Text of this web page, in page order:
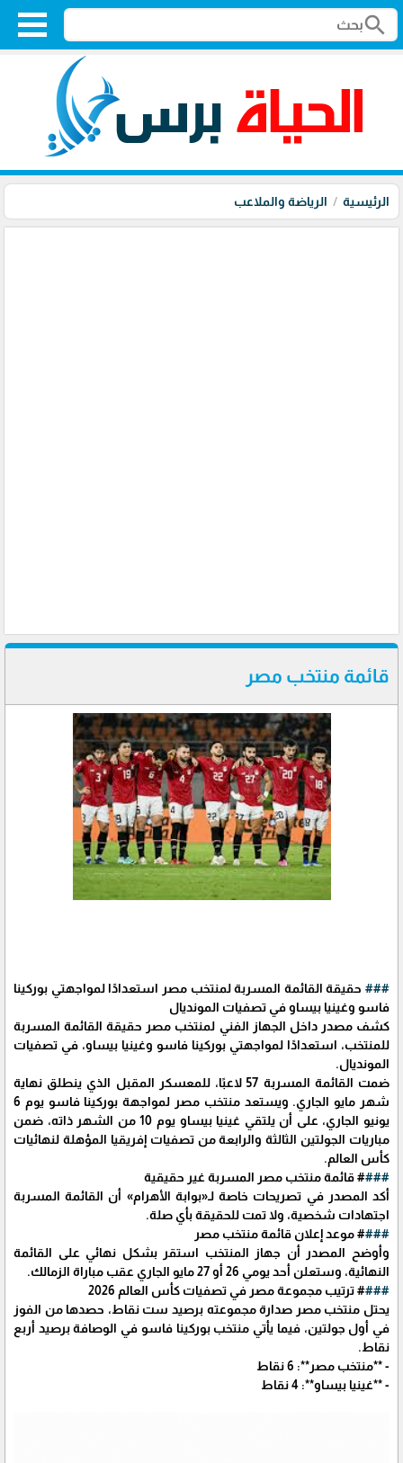
search
الرئيسية الرياضة والملاعب
قائمة منتخب مصر
### حقيقة القائمة المسربة لمنتخب مصر استعدادًا لمواجهتي بوركينا
فاسو وغينيا بيساو في تصفيات المونديال
كشف مصدر داخل الجهاز الفني لمنتخب مصر حقيقة القائمة المسربة
للمنتخب، استعدادًا لمواجهتي بوركينا فاسو وغينيا بيساو، في تصفيات
المونديال.
ضمت القائمة المسربة 57 لاعبًا، للمعسكر المقبل الذي ينطلق نهاية
شهر مايو الجاري. ويستعد منتخب مصر لمواجهة بوركينا فاسو يوم 6
يونيو الجاري، على أن يلتقي غينيا بيساو يوم 10 من الشهر ذاته، ضمن
مباريات الجولتين الثالثة والرابعة من تصفيات إفريقيا المؤهلة لنهائيات
كأس العالم.
#### قائمة منتخب مصر المسربة غير حقيقية
أكد المصدر في تصريحات خاصة لـ«بوابة الأهرام» أن القائمة المسربة
اجتهادات شخصية، ولا تمت للحقيقة بأي صلة.
#### موعد إعلان قائمة منتخب مصر
وأوضح المصدر أن جهاز المنتخب استقر بشكل نهائي على القائمة
النهائية، وستعلن أحد يومي 26 أو 27 مايو الجاري عقب مباراة الزمالك.
#### ترتيب مجموعة مصر في تصفيات كأس العالم 2026
يحتل منتخب مصر صدارة مجموعته برصيد ست نقاط، حصدها من الفوز
في أول جولتين، فيما يأتي منتخب بوركينا فاسو في الوصافة برصيد أربع
نقاط.
- **منتخب مصر**: 6 نقاط
- **غينيا بيساو**: 4 نقاط